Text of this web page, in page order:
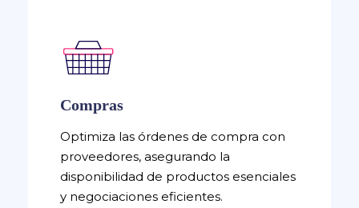
Compras
Optimiza las órdenes de compra con
proveedores, asegurando la
disponibilidad de productos esenciales
y negociaciones eficientes.